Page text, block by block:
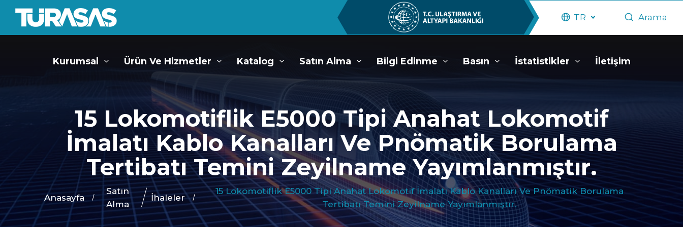
TR Arama
Kurumsal Ürün Ve Hizmetler Katalog Satın Alma Bilgi Edinme Basın İstatistikler İletişim
15 Lokomotiflik E5000 Tipi Anahat Lokomotif
İmalatı Kablo Kanalları Ve Pnömatik Borulama
Tertibatı Temini Zeyilname Yayımlanmıştır.
Anasayfa
Satın
Alma
İhaleler
15 Lokomotiflik E5000 Tipi Anahat Lokomotif İmalatı Kablo Kanalları Ve Pnömatik Borulama
Tertibatı Temini Zeyilname Yayımlanmıştır.